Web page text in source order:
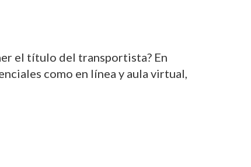
el título del transportista? En
como en línea y aula virtual,